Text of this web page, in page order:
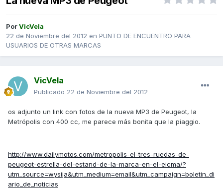
PorVicVela
22 de Noviembre del 2012 en PUNTO DE ENCUENTRO PARA
USUARIOS DE OTRAS MARCAS
VicVela
Publicado 22 de Noviembre del 2012
os adjunto un link con fotos de la nueva MP3 de Peugeot, la
Metrópolis con 400 cc, me parece más bonita que la piaggio.
http://www.dailymotos.com/metropolis-el-tres-ruedas-de-
peugeot-estrella-del-estand-de-la-marca-en-el-eicma/?
utm_source=wysija&utm_medium=email&utm_campaign=boletin_di
ario_de_noticias